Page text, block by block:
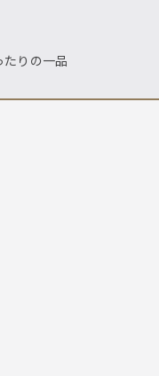
たりの一品